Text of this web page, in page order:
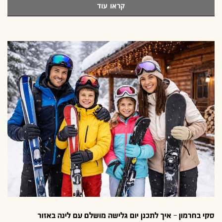
קראו עוד
סקי בחרמון – איך לתכנן יום גלישה מושלם עם לינה באזור